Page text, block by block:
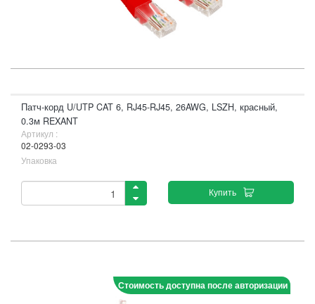
Патч-корд U/UTP CAT 6, RJ45-RJ45, 26AWG, LSZH, красный,
0.3м REXANT
Артикул :
02-0293-03
Упаковка
Купить
Стоимость доступна после авторизации